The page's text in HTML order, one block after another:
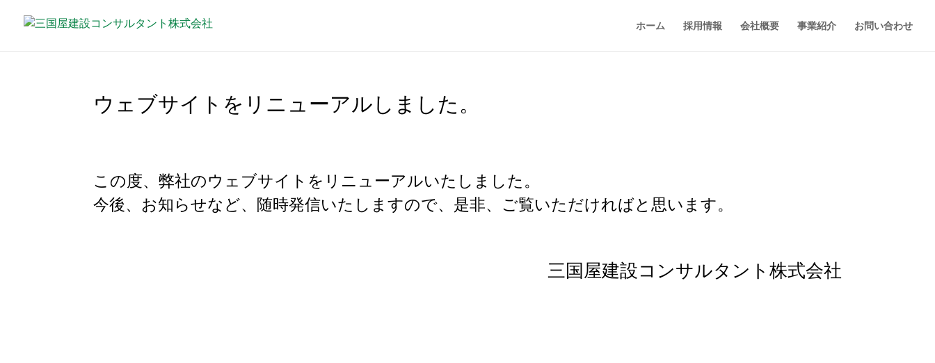
ホーム 採用情報 会社概要 事業紹介 お問い合わせ
ウェブサイトをリニューアルしました。
この度、弊社のウェブサイトをリニューアルいたしました。
今後、お知らせなど、随時発信いたしますので、是非、ご覧いただければと思います。
三国屋建設コンサルタント株式会社